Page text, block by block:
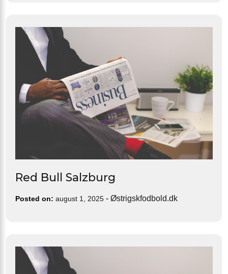
Red Bull Salzburg
Posted on: august 1, 2025 - Østrigskfodbold.dk